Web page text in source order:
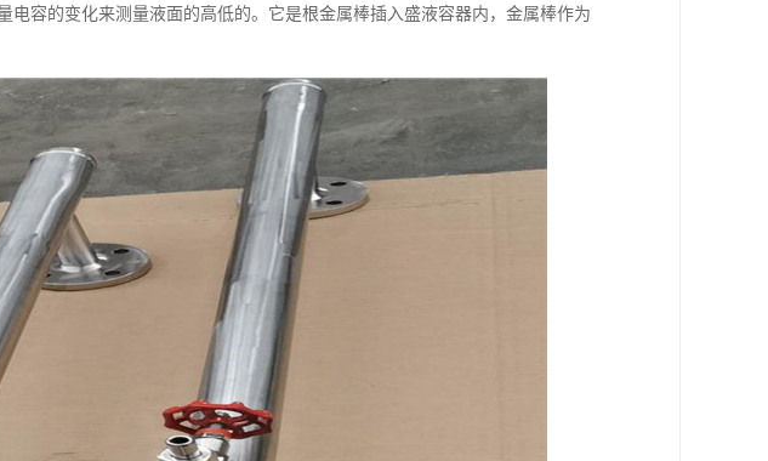
电容的变化来测量液面的高低的。它是根金属棒插入盛液容器内，金属棒作为